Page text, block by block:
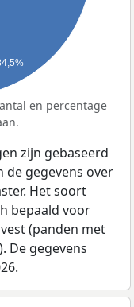
en percentage
zijn gebaseerd
de gegevens over
Het soort
bepaald voor
(panden met
De gegevens